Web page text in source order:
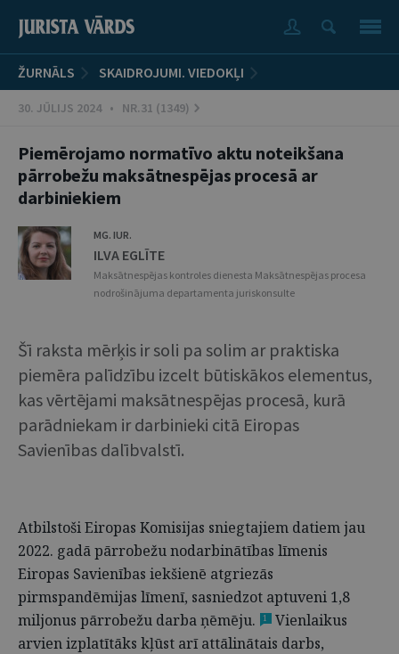
ŽURNĀLS SKAIDROJUMI. VIEDOKĻI
30. JŪLIJS 2024 • NR.31 (1349)
Piemērojamo normatīvo aktu noteikšana
pārrobežu maksātnespējas procesā ar
darbiniekiem
MG. IUR.
ILVA EGLĪTE
Maksātnespējas kontroles dienesta Maksātnespējas procesa
nodrošinājuma departamenta juriskonsulte
Šī raksta mērķis ir soli pa solim ar praktiska
piemēra palīdzību izcelt būtiskākos elementus,
kas vērtējami maksātnespējas procesā, kurā
parādniekam ir darbinieki citā Eiropas
Savienības dalībvalstī.
Atbilstoši Eiropas Komisijas sniegtajiem datiem jau
2022. gadā pārrobežu nodarbinātības līmenis
Eiropas Savienības iekšienē atgriezās
pirmspandēmijas līmenī, sasniedzot aptuveni 1,8
miljonus pārrobežu darba ņēmēju.
1
Vienlaikus
arvien izplatītāks kļūst arī attālinātais darbs,